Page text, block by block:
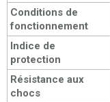
Conditions de
fonctionnement
Indice de
protection
Résistance aux
chocs